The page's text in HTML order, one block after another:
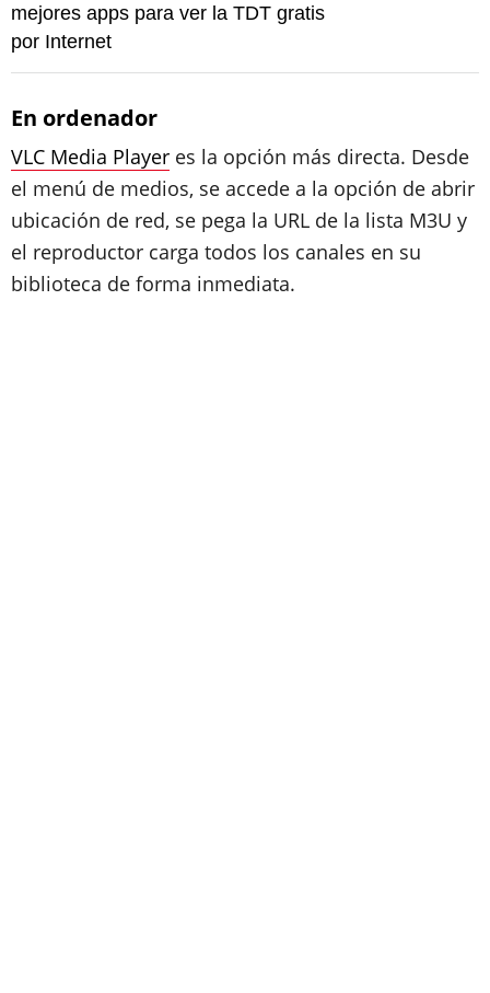
mejores apps para ver la TDT gratis
por Internet
En ordenador
VLC Media Player es la opción más directa. Desde
el menú de medios, se accede a la opción de abrir
ubicación de red, se pega la URL de la lista M3U y
el reproductor carga todos los canales en su
biblioteca de forma inmediata.